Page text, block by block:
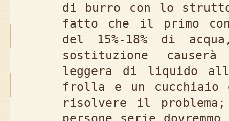
di burro con lo
fatto che il primo
del 15%-18% di
sostituzione
leggera di liquido
frolla e un cucchiaio
risolvere il
persone serie